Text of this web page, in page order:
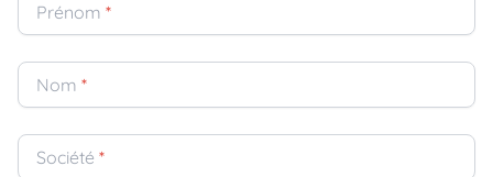
Prénom *
Nom *
Société *